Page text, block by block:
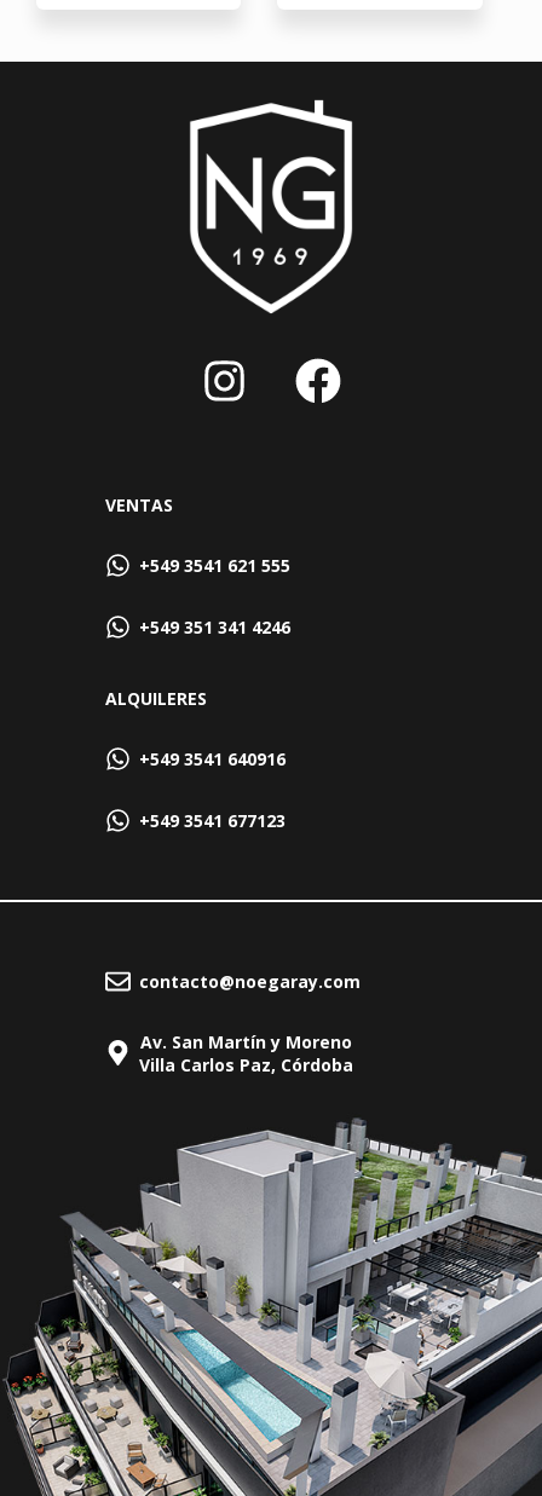
VENTAS
+549 3541 621 555
+549 351 341 4246
ALQUILERES
+549 3541 640916
+549 3541 677123
contacto@noegaray.com
Av. San Martín y Moreno
Villa Carlos Paz, Córdoba